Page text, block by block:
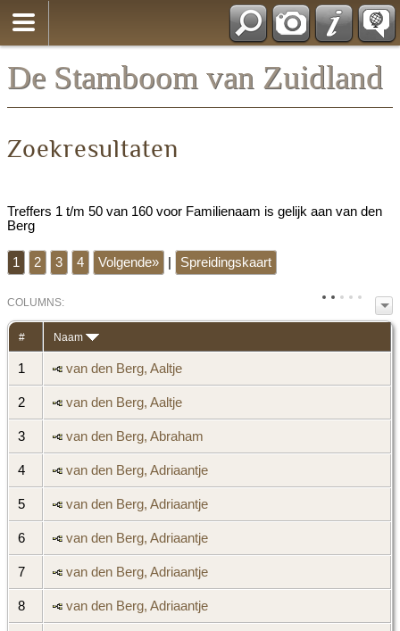
De Stamboom van Zuidland
Zoekresultaten
Treffers 1 t/m 50 van 160 voor Familienaam is gelijk aan van den
Berg
1 2 3 4 Volgende» Spreidingskaart
COLUMN S:
# Naam
1 van den Berg, Aaltje
2 van den Berg, Aaltje
3 van den Berg, Abraham
4 van den Berg, Adriaantje
5 van den Berg, Adriaantje
6 van den Berg, Adriaantje
7 van den Berg, Adriaantje
8 van den Berg, Adriaantje